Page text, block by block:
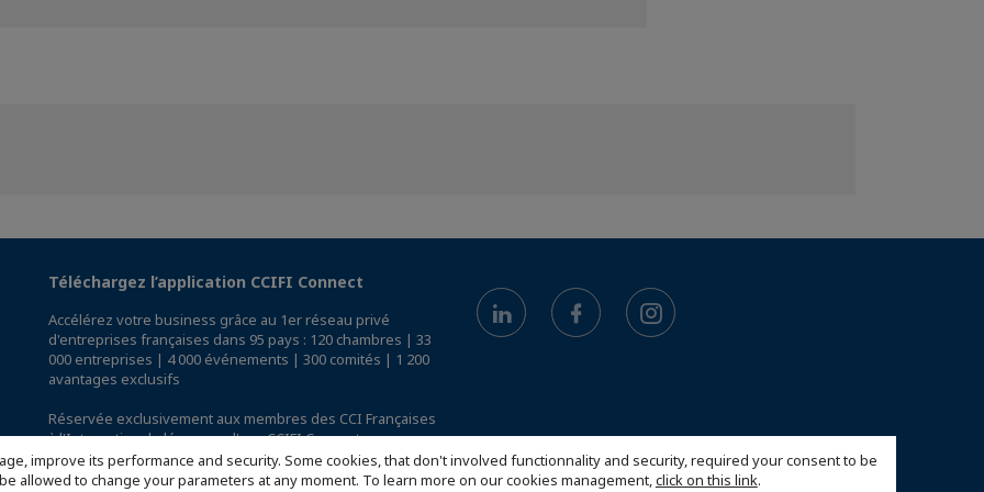
improve its performance and security. Some cookies, that don't involved functionnality and security, required your consent to be
allowed to change your parameters at any moment. To learn more on our cookies management,click on this link.
Téléchargez l’application CCIFI Connect
Accélérez votre business grâce au 1er réseau privé
d'entreprises françaises dans 95 pays : 120 chambres | 33
000 entreprises | 4 000 événements | 300 comités | 1 200
avantages exclusifs
Réservée exclusivement aux membres des CCI Françaises
à l'International,découvrez l'app CCIFI Connect.